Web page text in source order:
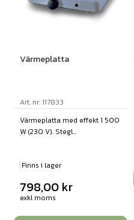
Värmeplatta
Art. nr: 117833
Värmeplatta med effekt 1 500
W (230 V). Stegl...
Finns i lager
798,00 kr
exkl moms